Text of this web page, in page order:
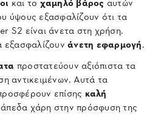
ύψους εξασφαλίζουν ότι τα
S2 είναι άνετα στη χρήση.
εξασφαλίζουν άνετη εφαρμογή.
προστατεύουν αξιόπιστα τα
αντικειμένων. Αυτά τα
επίσης καλή
χάρη στην πρόσφυση της